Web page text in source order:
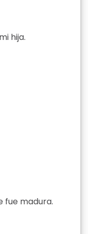
hija.
fue madura.